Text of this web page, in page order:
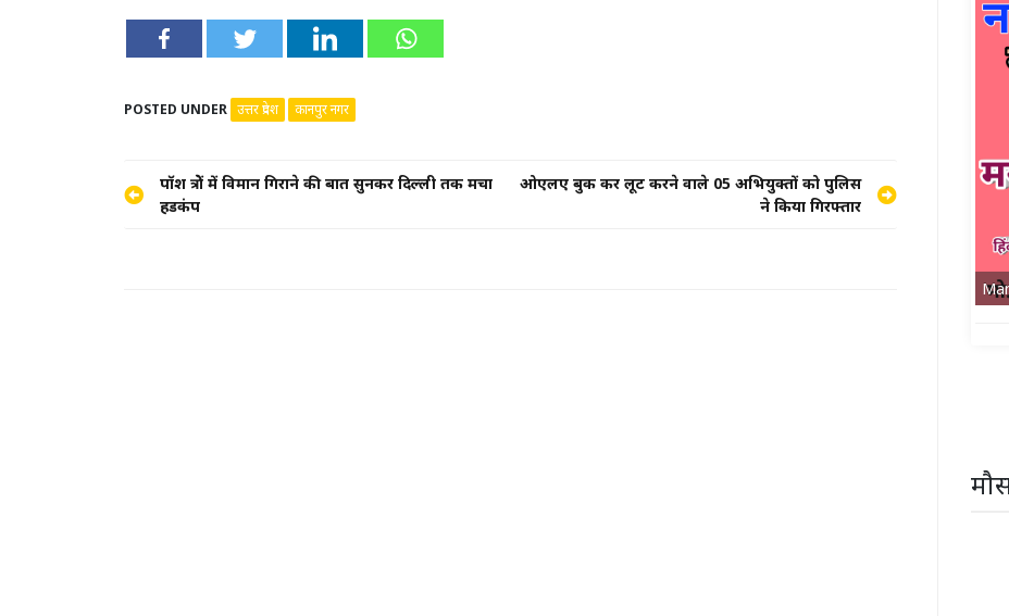
POSTED UNDER उत्तर प्रदेश कानपुर नगर
Postपॉश क्षेत्रों में विमान गिराने की बात सुनकर दिल्ली तक मचा
हडकंप
ओएलए बुक कर लूट करने वाले 05 अभियुक्तों को पुलिस
ने किया गिरफ्तार